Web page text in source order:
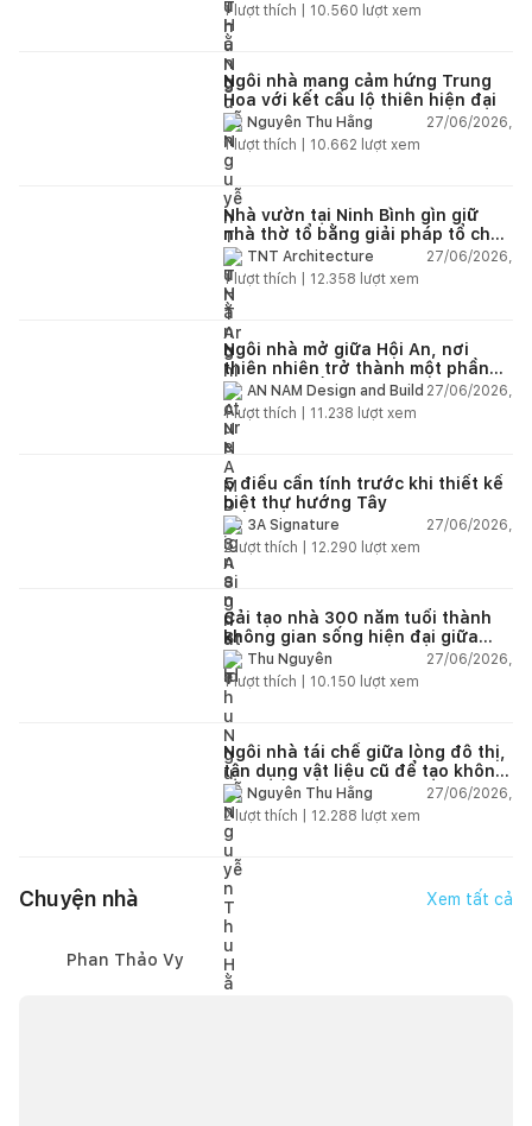
1lượt thích | 10.560 lượt xem
Ngôi nhà mang cảm hứng Trung
Hoa với kết cấu lộ thiên hiện đại
Nguyễn Thu Hằng
27/06/2026,
1lượt thích | 10.662 lượt xem
Nhà vườn tại Ninh Bình gìn giữ
nhà thờ tổ bằng giải pháp tổ chức
lại không gian
TNT Architecture
27/06/2026,
1lượt thích | 12.358 lượt xem
Ngôi nhà mở giữa Hội An, nơi
thiên nhiên trở thành một phần
của cuộc sống
AN NAM Design and Build 27/06/2026,
1lượt thích | 11.238 lượt xem
5 điều cần tính trước khi thiết kế
biệt thự hướng Tây
3A Signature
27/06/2026,
2lượt thích | 12.290 lượt xem
Cải tạo nhà 300 năm tuổi thành
không gian sống hiện đại giữa
thiên nhiên
Thu Nguyễn
27/06/2026,
1lượt thích | 10.150 lượt xem
Ngôi nhà tái chế giữa lòng đô thị,
tận dụng vật liệu cũ để tạo không
gian sống linh hoạt
Nguyễn Thu Hằng
27/06/2026,
2lượt thích | 12.288 lượt xem
Chuyện nhà Xem tất cả
Phan Thảo Vy